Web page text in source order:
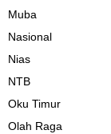
Muba
Nasional
Nias
NTB
Oku Timur
Olah Raga